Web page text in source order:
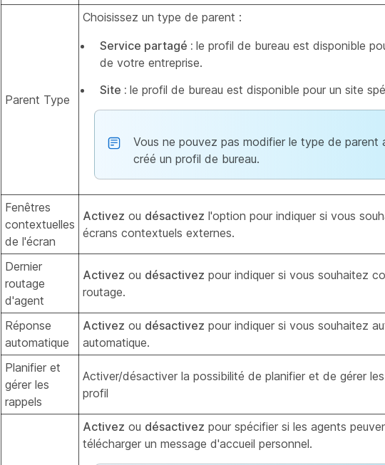
Parent Type
Choisissez un type de parent :
Service partagé : le profil de bureau est disponible
de votre entreprise.
Site : le profil de bureau est disponible pour un site
Vous ne pouvez pas modifier le type de parent
créé un profil de bureau.
Fenêtres
contextuelles
de l'écran
Activez ou désactivez l'option pour indiquer si vous
écrans contextuels externes.
Dernier
routage
d'agent
Activez ou désactivez pour indiquer si vous souhaitez
routage.
Réponse
automatique
Activez ou désactivez pour indiquer si vous souhaitez
automatique.
Planifier et
gérer les
rappels
Activer/désactiver la possibilité de planifier et de gérer
profil
Activez ou désactivez pour spécifier si les agents
télécharger un message d'accueil personnel.